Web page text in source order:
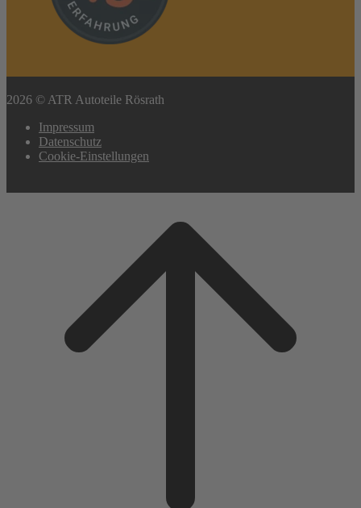
2026 © ATR Autoteile Rösrath
Impressum
Datenschutz
Cookie-Einstellungen